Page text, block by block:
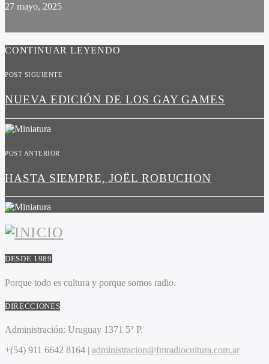
27 mayo, 2025
CONTINUAR LEYENDO
POST SIGUIENTE
NUEVA EDICIÓN DE LOS GAY GAMES
POST ANTERIOR
HASTA SIEMPRE, JOËL ROBUCHON
DESDE 1989
Porque todo es cultura y porque somos radio.
DIRECCIONES
Administración: Uruguay 1371 5° P.
+(54) 911 6642 8164 | administracion@fmradiocultura.com.ar